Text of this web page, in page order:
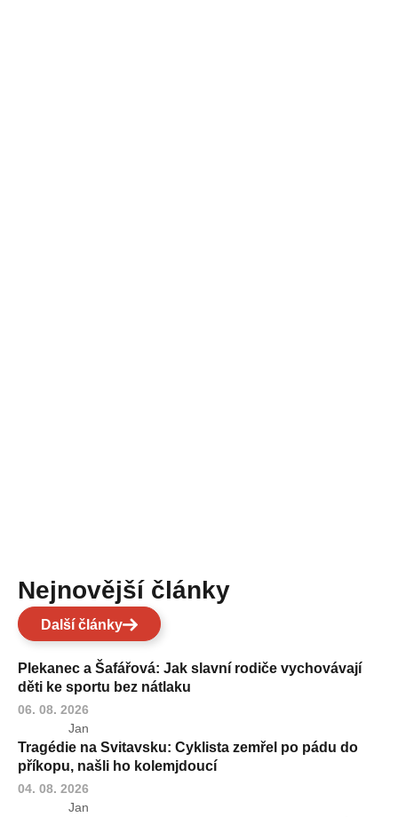
Nejnovější články
Další články
Plekanec a Šafářová: Jak slavní rodiče vychovávají
děti ke sportu bez nátlaku
06. 08. 2026
Jan
Tragédie na Svitavsku: Cyklista zemřel po pádu do
příkopu, našli ho kolemjdoucí
04. 08. 2026
Jan